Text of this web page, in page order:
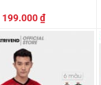
Giá
219.000 ₫.
199.000₫Giá
hiện